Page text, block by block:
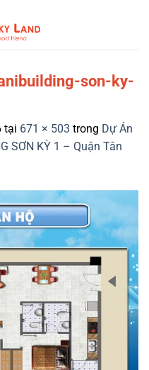
son-ky-
tại 671 × 503 trong Dự Án
SƠN KỲ 1 – Quận Tân